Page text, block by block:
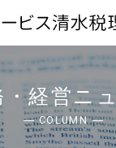
・経営ニ
COLUMN